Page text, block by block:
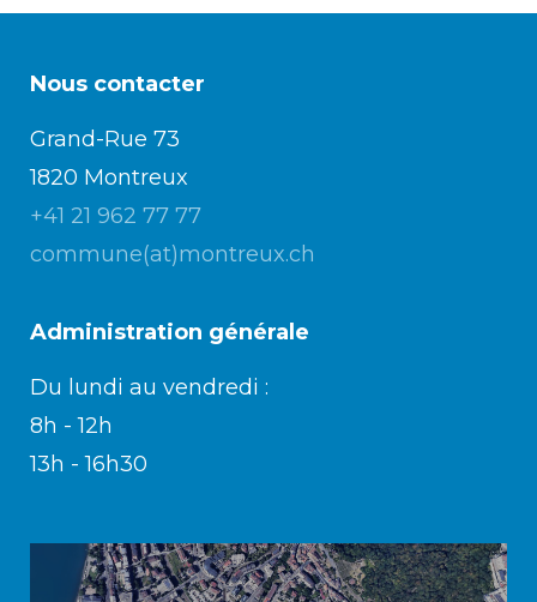
Nous contacter
Grand-Rue 73
1820 Montreux
+41 21 962 77 77
commune(at)montreux.ch
Administration générale
Du lundi au vendredi :
8h - 12h
13h - 16h30